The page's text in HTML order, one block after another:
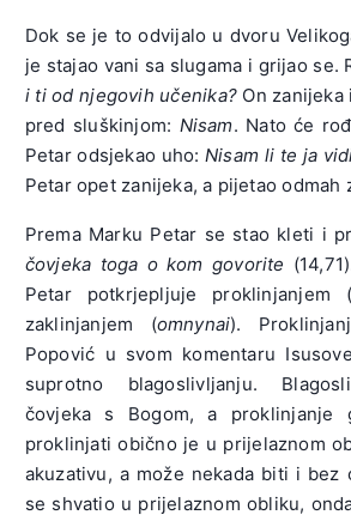
Dok se je to odvijalo u dvoru
je stajao vani sa slugama i grijao se.
i ti od njegovih učenika?On zanijeka
pred sluškinjom: Nisam. Nato će
Petar odsjekao uho:Nisam li te ja
Petar opet zanijeka, a pijetao odmah
Prema Marku Petar se stao kleti i
čovjeka toga o kom govorite
Petar potkrjepljuje proklinjanjem (
zaklinjanjem (omnynai).
Popović u svom komentaru
suprotno blagoslivljanju.
čovjeka s Bogom, a proklinjanje
proklinjati obično je u prijelaznom
akuzativu, a može nekada biti i bez
se shvatio u prijelaznom obliku,